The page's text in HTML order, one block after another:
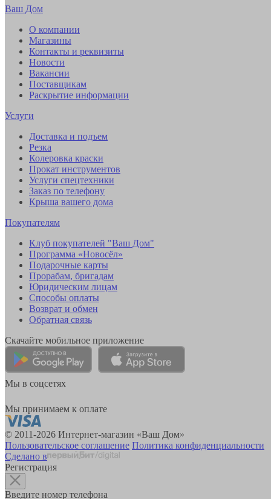
Ваш Дом
О компании
Магазины
Контакты и реквизиты
Новости
Вакансии
Поставщикам
Раскрытие информации
Услуги
Доставка и подъем
Резка
Колеровка краски
Прокат инструментов
Услуги спецтехники
Заказ по телефону
Крыша вашего дома
Покупателям
Клуб покупателей "Ваш Дом"
Программа «Новосёл»
Подарочные карты
Прорабам, бригадам
Юридическим лицам
Способы оплаты
Возврат и обмен
Обратная связь
Скачайте мобильное приложение
Мы в соцсетях
Мы принимаем к оплате
© 2011-2026 Интернет-магазин «Ваш Дом»
Пользовательское соглашение Политика конфиденциальности
Сделано в
Регистрация
Введите номер телефона